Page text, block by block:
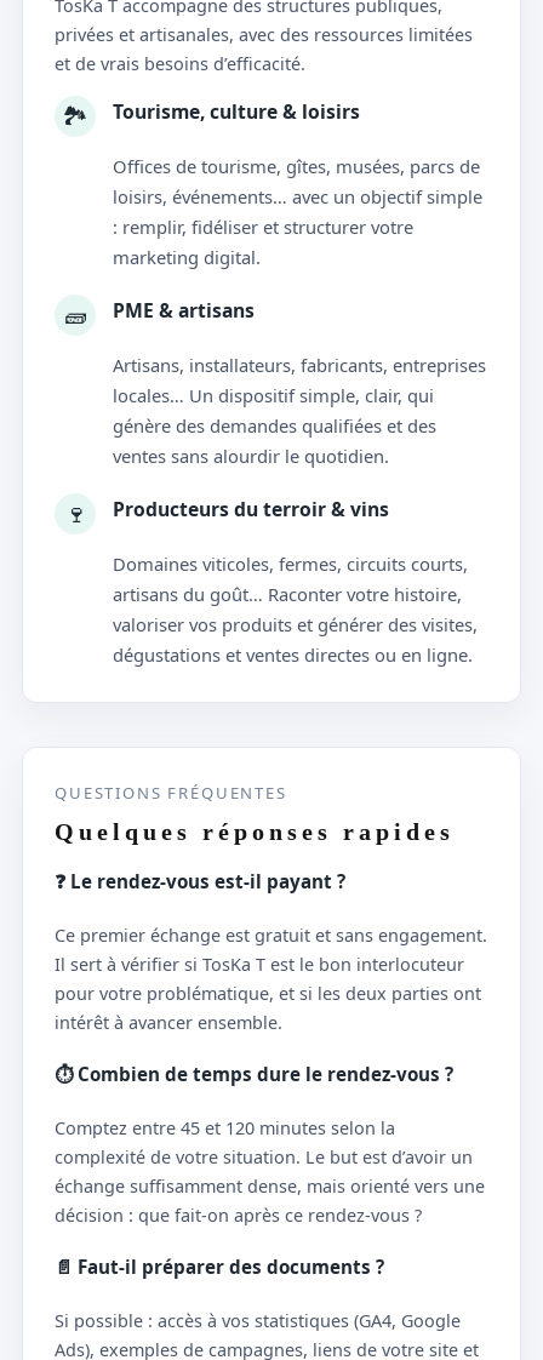
TosKa T accompagne des structures publiques,
privées et artisanales, avec des ressources limitées
et de vrais besoins d’efficacité.
🏞️ Tourisme, culture & loisirs
Offices de tourisme, gîtes, musées, parcs de
loisirs, événements… avec un objectif simple
: remplir, fidéliser et structurer votre
marketing digital.
🧱 PME & artisans
Artisans, installateurs, fabricants, entreprises
locales… Un dispositif simple, clair, qui
génère des demandes qualifiées et des
ventes sans alourdir le quotidien.
🍷 Producteurs du terroir & vins
Domaines viticoles, fermes, circuits courts,
artisans du goût… Raconter votre histoire,
valoriser vos produits et générer des visites,
dégustations et ventes directes ou en ligne.
QUESTIONS FRÉQUENTES
Quelques réponses rapides
❓ Le rendez-vous est-il payant ?
Ce premier échange est gratuit et sans engagement.
Il sert à vérifier si TosKa T est le bon interlocuteur
pour votre problématique, et si les deux parties ont
intérêt à avancer ensemble.
⏱️ Combien de temps dure le rendez-vous ?
Comptez entre 45 et 120 minutes selon la
complexité de votre situation. Le but est d’avoir un
échange suffisamment dense, mais orienté vers une
décision : que fait-on après ce rendez-vous ?
📄 Faut-il préparer des documents ?
Si possible : accès à vos statistiques (GA4, Google
Ads), exemples de campagnes, liens de votre site et